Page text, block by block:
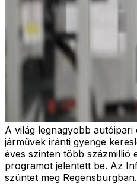
A világ legnagyobb
járművek iránti gyenge
éves szinten több százmillió
programot jelentett be. Az
szüntet meg Regensburgban.